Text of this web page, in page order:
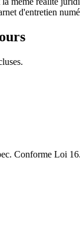
d'entretien
Conforme Loi 16.